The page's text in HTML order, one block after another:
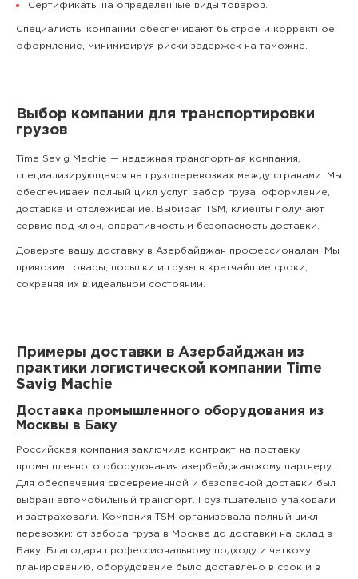
Сертификаты на определенные виды товаров.
Специалисты компании обеспечивают быстрое и корректное
оформление, минимизируя риски задержек на таможне.
Выбор компании для транспортировки
грузов
Time Savig Machie — надежная транспортная компания,
специализирующаяся на грузоперевозках между странами. Мы
обеспечиваем полный цикл услуг: забор груза, оформление,
доставка и отслеживание. Выбирая TSM, клиенты получают
сервис под ключ, оперативность и безопасность доставки.
Доверьте вашу доставку в Азербайджан профессионалам. Мы
привозим товары, посылки и грузы в кратчайшие сроки,
сохраняя их в идеальном состоянии.
Примеры доставки в Азербайджан из
практики логистической компании Time
Savig Machie
Доставка промышленного оборудования из
Москвы в Баку
Российская компания заключила контракт на поставку
промышленного оборудования азербайджанскому партнеру.
Для обеспечения своевременной и безопасной доставки был
выбран автомобильный транспорт. Груз тщательно упаковали
и застраховали. Компания TSM организовала полный цикл
перевозки: от забора груза в Москве до доставки на склад в
Баку. Благодаря профессиональному подходу и четкому
планированию, оборудование было доставлено в срок и в